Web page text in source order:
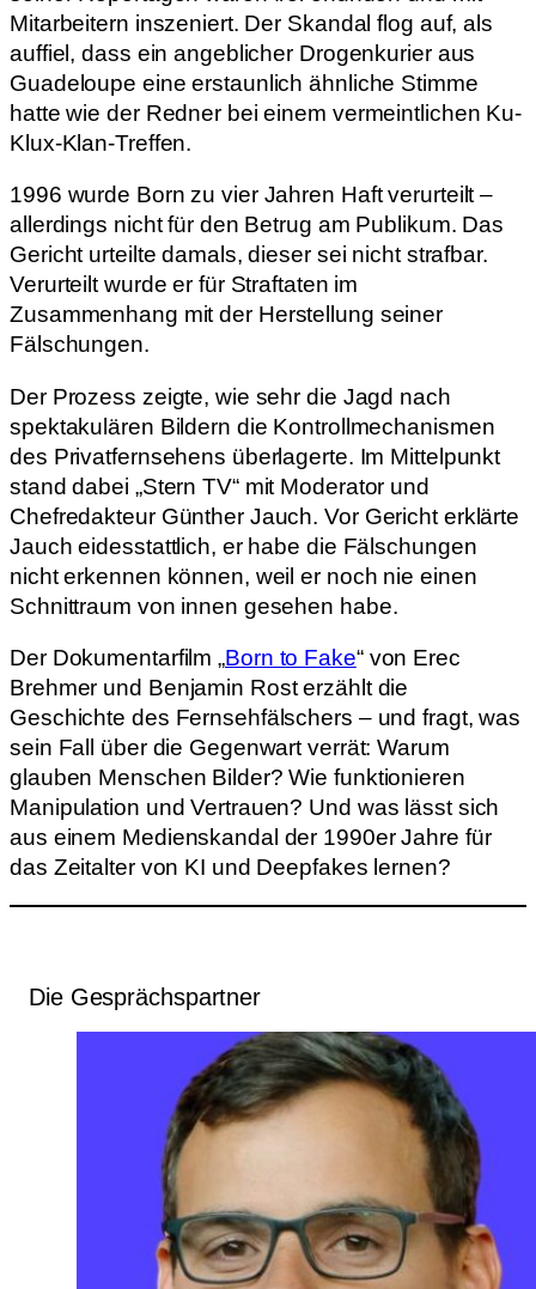
Mitarbeitern inszeniert. Der Skandal flog auf, als
auffiel, dass ein angeblicher Drogenkurier aus
Guadeloupe eine erstaunlich ähnliche Stimme
hatte wie der Redner bei einem vermeintlichen Ku-
Klux-Klan-Treffen.
1996 wurde Born zu vier Jahren Haft verurteilt –
allerdings nicht für den Betrug am Publikum. Das
Gericht urteilte damals, dieser sei nicht strafbar.
Verurteilt wurde er für Straftaten im
Zusammenhang mit der Herstellung seiner
Fälschungen.
Der Prozess zeigte, wie sehr die Jagd nach
spektakulären Bildern die Kontrollmechanismen
des Privatfernsehens überlagerte. Im Mittelpunkt
stand dabei „Stern TV“ mit Moderator und
Chefredakteur Günther Jauch. Vor Gericht erklärte
Jauch eidesstattlich, er habe die Fälschungen
nicht erkennen können, weil er noch nie einen
Schnittraum von innen gesehen habe.
Der Dokumentarfilm „Born to Fake“ von Erec
Brehmer und Benjamin Rost erzählt die
Geschichte des Fernsehfälschers – und fragt, was
sein Fall über die Gegenwart verrät: Warum
glauben Menschen Bilder? Wie funktionieren
Manipulation und Vertrauen? Und was lässt sich
aus einem Medienskandal der 1990er Jahre für
das Zeitalter von KI und Deepfakes lernen?
Die Gesprächspartner